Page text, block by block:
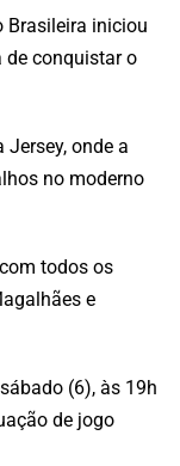
Brasileira iniciou
de conquistar o
onde a
no moderno
todos os
e
(6), às 19h
de jogo